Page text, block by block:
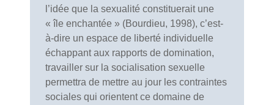
l’idée que la sexualité constituerait une
« île enchantée » (Bourdieu, 1998), c’est-
à-dire un espace de liberté individuelle
échappant aux rapports de domination,
travailler sur la socialisation sexuelle
permettra de mettre au jour les contraintes
sociales qui orientent ce domaine de